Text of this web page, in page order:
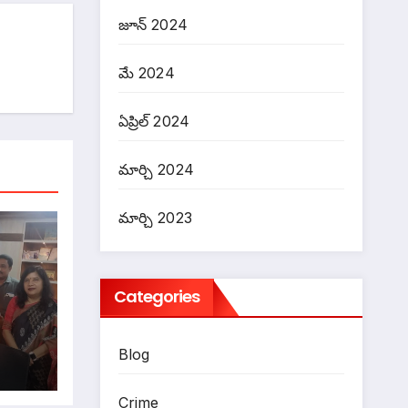
జూన్ 2024
మే 2024
ఏప్రిల్ 2024
మార్చి 2024
మార్చి 2023
Categories
Blog
Crime